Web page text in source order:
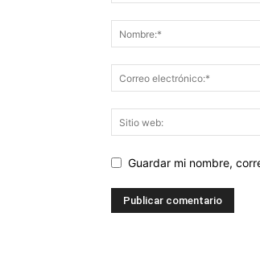
Guardar mi nombre,